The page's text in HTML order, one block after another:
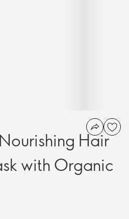
Hair
with Organic